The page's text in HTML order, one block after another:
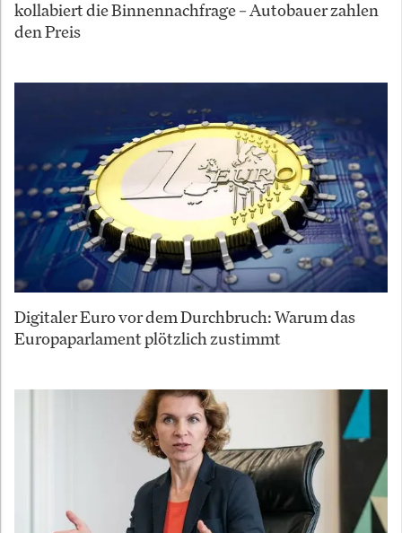
kollabiert die Binnennachfrage – Autobauer zahlen
den Preis
Digitaler Euro vor dem Durchbruch: Warum das
Europaparlament plötzlich zustimmt